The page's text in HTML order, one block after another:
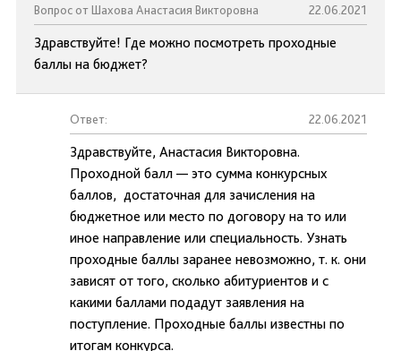
Вопрос от Шахова Анастасия Викторовна 22.06.2021
Здравствуйте! Где можно посмотреть проходные
баллы на бюджет?
Ответ: 22.06.2021
Здравствуйте, Анастасия Викторовна.
Проходной балл — это сумма конкурсных
баллов, достаточная для зачисления на
бюджетное или место по договору на то или
иное направление или специальность. Узнать
проходные баллы заранее невозможно, т. к. они
зависят от того, сколько абитуриентов и с
какими баллами подадут заявления на
поступление. Проходные баллы известны по
итогам конкурса.